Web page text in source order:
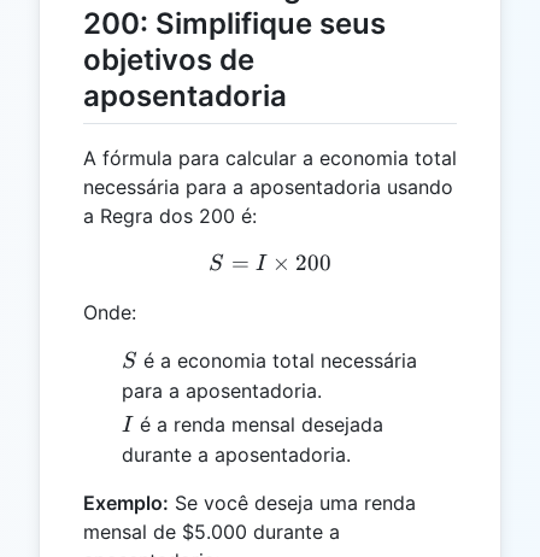
200: Simplifique seus
objetivos de
aposentadoria
A fórmula para calcular a economia total
necessária para a aposentadoria usando
a Regra dos 200 é:
S = I \times 200
S = I × 200
Onde:
S
S é a economia total necessária
para a aposentadoria.
I
Ié a renda mensal desejada
durante a aposentadoria.
Exemplo: Se você deseja uma renda
mensal de $5.000 durante a